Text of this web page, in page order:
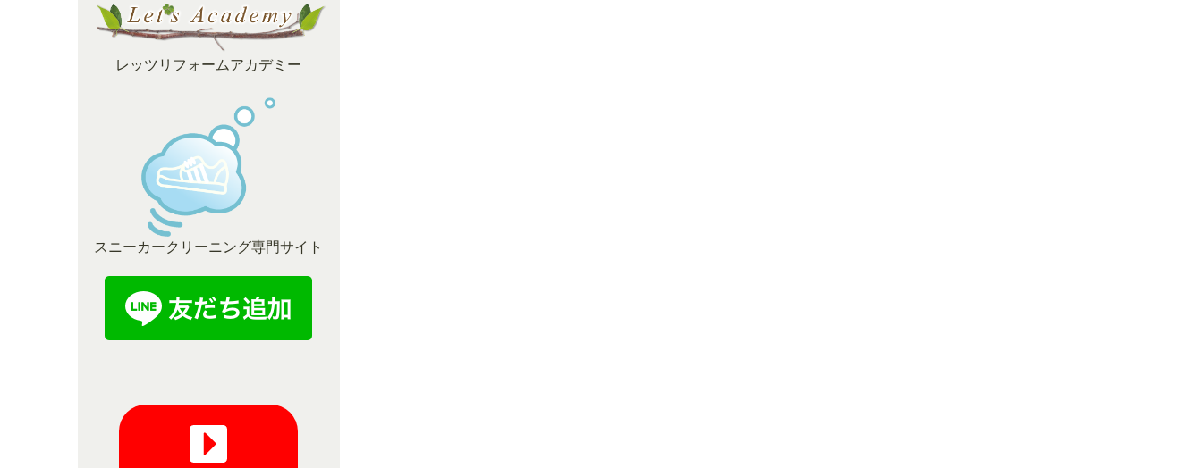
レッツリフォームアカデミー
スニーカークリーニング専門サイト